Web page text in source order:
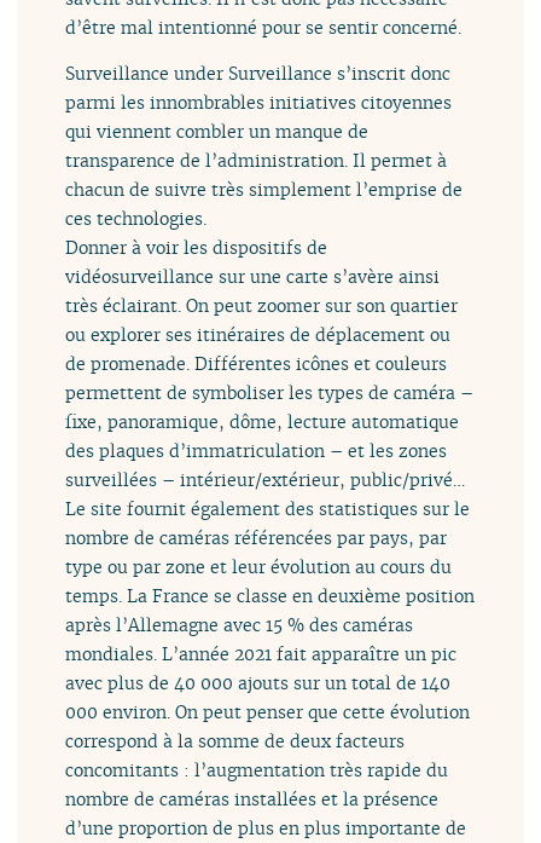
d’être mal intentionné pour se sentir concerné.
Surveillance under Surveillance s’inscrit donc
parmi les innombrables initiatives citoyennes
qui viennent combler un manque de
transparence de l’administration. Il permet à
chacun de suivre très simplement l’emprise de
ces technologies.
Donner à voir les dispositifs de
vidéosurveillance sur une carte s’avère ainsi
très éclairant. On peut zoomer sur son quartier
ou explorer ses itinéraires de déplacement ou
de promenade. Différentes icônes et couleurs
permettent de symboliser les types de caméra –
fixe, panoramique, dôme, lecture automatique
des plaques d’immatriculation – et les zones
surveillées – intérieur/extérieur, public/privé…
Le site fournit également des statistiques sur le
nombre de caméras référencées par pays, par
type ou par zone et leur évolution au cours du
temps. La France se classe en deuxième position
après l’Allemagne avec 15 % des caméras
mondiales. L’année 2021 fait apparaître un pic
avec plus de 40 000 ajouts sur un total de 140
000 environ. On peut penser que cette évolution
correspond à la somme de deux facteurs
concomitants : l’augmentation très rapide du
nombre de caméras installées et la présence
d’une proportion de plus en plus importante de